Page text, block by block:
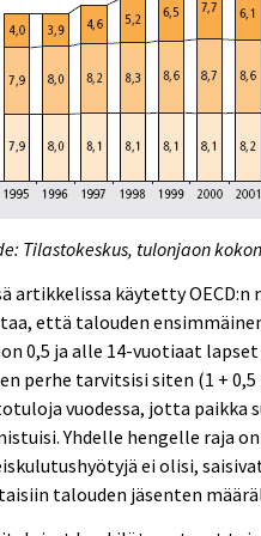
Tilastokeskus, tulonjaon
artikkelissa käytetty
että talouden
0,5 ja alle 14-vuotiaat
perhe tarvitsisi siten (1 + 0,5
vuodessa, jotta paikka
Yhdelle hengelle raja on
ei olisi,
talouden jäsenten